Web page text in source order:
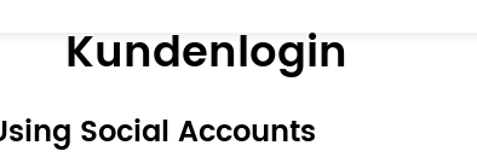
Kundenlogin
Social Accounts